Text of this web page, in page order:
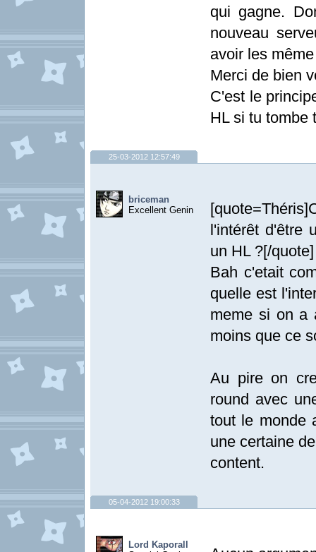
qui gagne.
nouveau
avoir les
Merci de bien
C'est le
HL si tu tombe
25-03-2012 12:57:49
briceman
Excellent Genin
l'intérêt d'être
un HL ?[/quote]
Bah c'etait
quelle est
meme si on a
moins que ce
Au pire on
round avec
tout le monde
une certaine
content.
05-04-2012 19:00:33
Lord Kaporall